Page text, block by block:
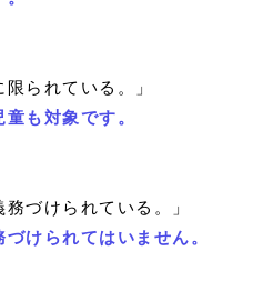
られている。」
も対象です。
づけられている。」
けられてはいません。